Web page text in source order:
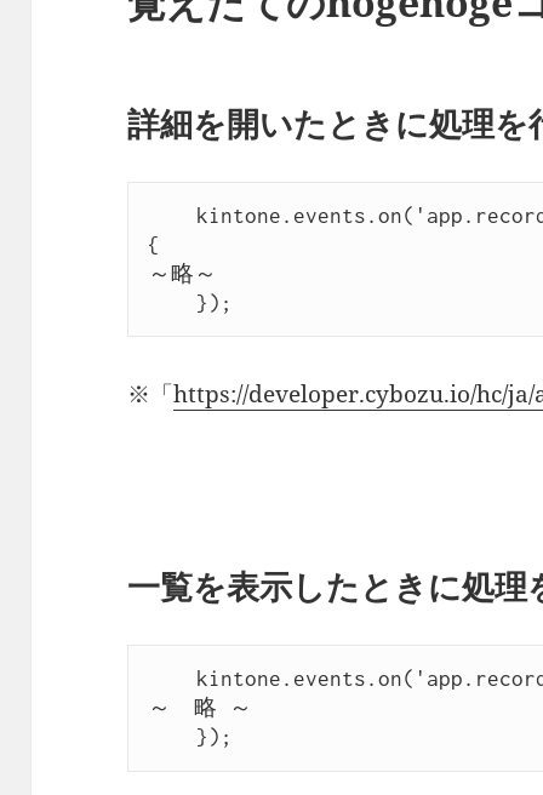
詳細を開いたときに処理を
{
～略～
    });
※「https://developer.cybozu.io/hc/
一覧を表示したときに処理
～　略 ～
    });